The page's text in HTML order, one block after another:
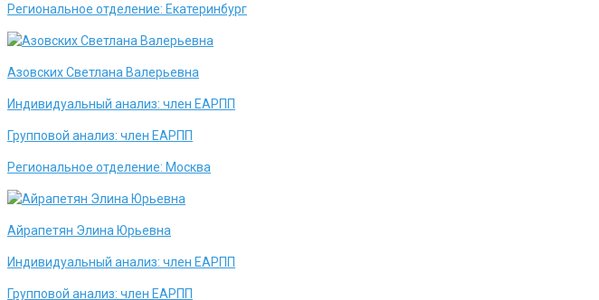
Региональное отделение: Екатеринбург
Азовских Светлана Валерьевна
Индивидуальный анализ: член ЕАРПП
Групповой анализ: член ЕАРПП
Региональное отделение: Москва
Айрапетян Элина Юрьевна
Индивидуальный анализ: член ЕАРПП
Групповой анализ: член ЕАРПП